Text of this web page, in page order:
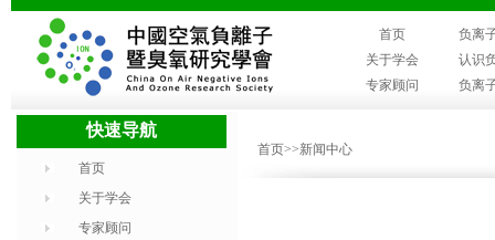
首页
负离
关于学会
认识
专家顾问
负离
快速导航
首页
关于学会
专家顾问
首页>>新闻中心